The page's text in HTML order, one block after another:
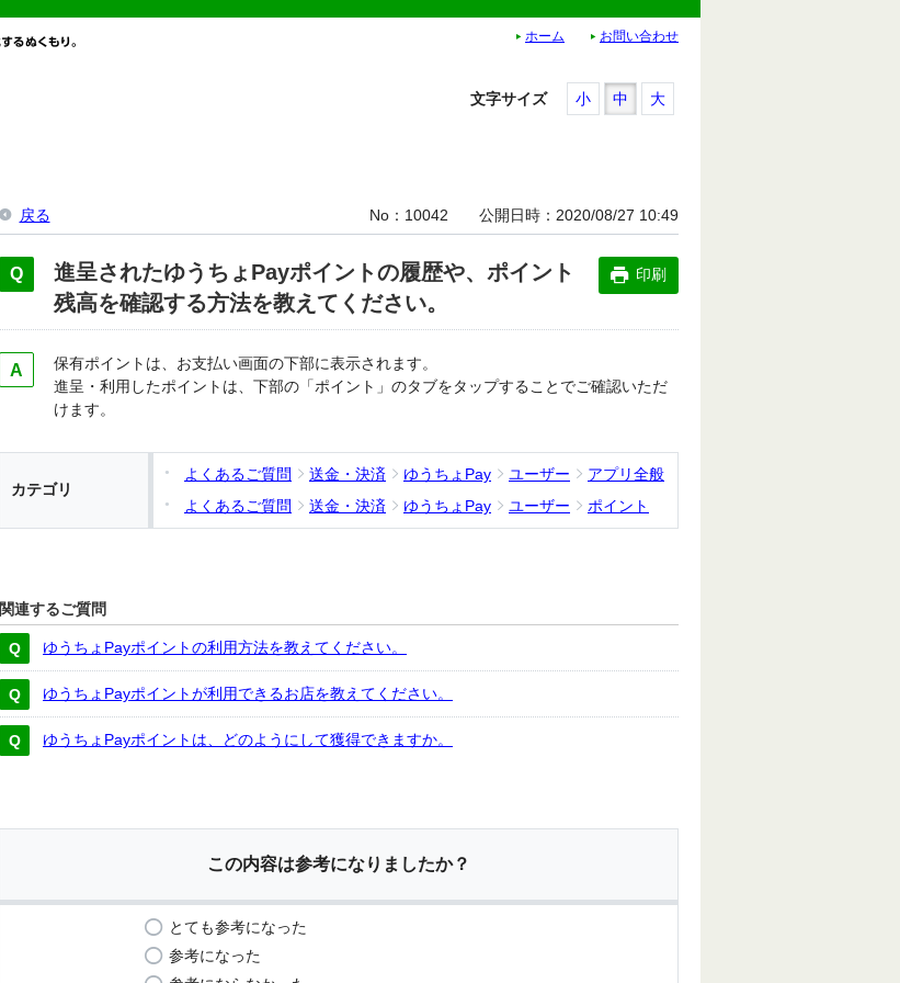
ホーム お問い合わせ
文字サイズ 小 中 大
戻る No 10042 公開日時 2020/08/27 10:49
進呈されたゆうちょPayポイントの履歴や、ポイント
残高を確認する方法を教えてください。
印刷
保有ポイントは、お支払い画面の下部に表示されます。
進呈・利用したポイントは、下部の「ポイント」のタブをタップすることでご確認いただ
けます。
カテゴリ
よくあるご質問 送金・決済 ゆうちょPay ユーザー
アプリ全般
よくあるご質問
送金・決済 ゆうちょPay ユーザー ポイント
関連するご質問
ゆうちょPayポイントの利用方法を教えてください。
ゆうちょPayポイントが利用できるお店を教えてください。
ゆうちょPayポイントは、どのようにして獲得できますか。
この内容は参考になりましたか？
とても参考になった
参考になった